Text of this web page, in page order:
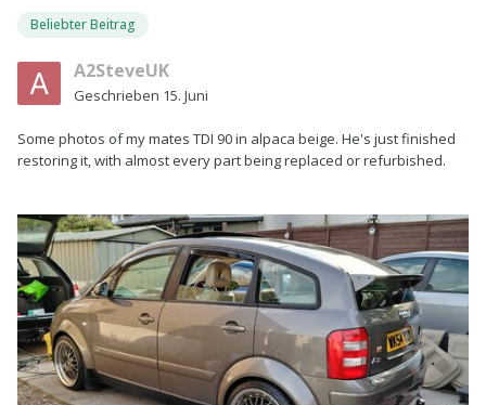
Beliebter Beitrag
A2SteveUK
Geschrieben 15. Juni
Some photos of my mates TDI 90 in alpaca beige. He's just finished
restoring it, with almost every part being replaced or refurbished.